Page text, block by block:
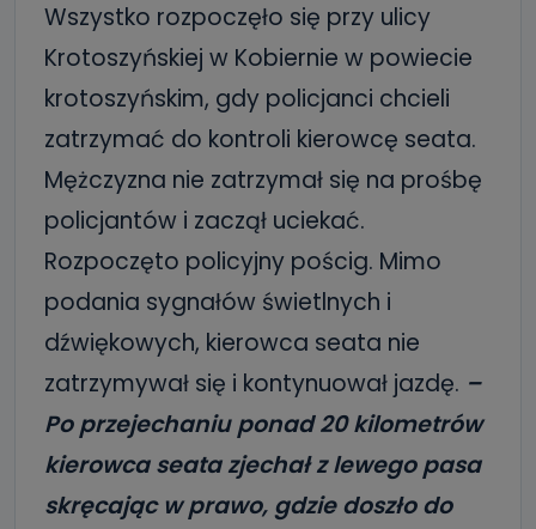
Wszystko rozpoczęło się przy ulicy
Krotoszyńskiej w Kobiernie w powiecie
krotoszyńskim, gdy policjanci chcieli
zatrzymać do kontroli kierowcę seata.
Mężczyzna nie zatrzymał się na prośbę
policjantów i zaczął uciekać.
Rozpoczęto policyjny pościg. Mimo
podania sygnałów świetlnych i
dźwiękowych, kierowca seata nie
zatrzymywał się i kontynuował jazdę. –
Po przejechaniu ponad 20 kilometrów
kierowca seata zjechał z lewego pasa
skręcając w prawo, gdzie doszło do